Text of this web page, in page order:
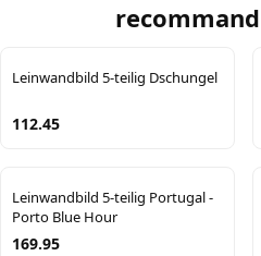
Leinwandbild 5-teilig Dschungel
112.45
Leinwandbild 5-teilig Portugal -
Porto Blue Hour
169.95